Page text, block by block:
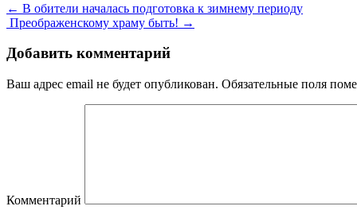
← В обители началась подготовка к зимнему периоду
Преображенскому храму быть! →
Добавить комментарий
Ваш адрес email не будет опубликован. Обязательные поля
Комментарий